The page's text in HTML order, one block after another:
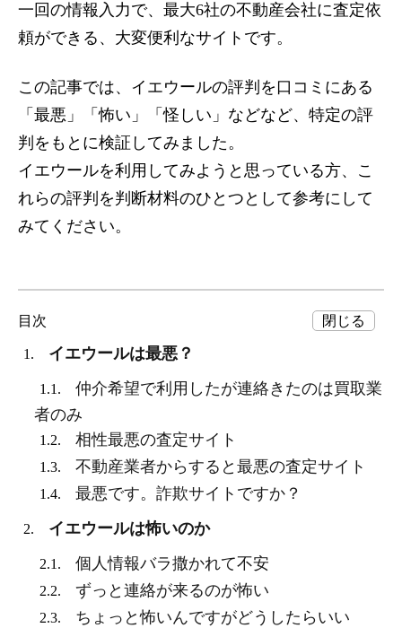
一回の情報入力で、最大6社の不動産会社に査定依
頼ができる、大変便利なサイトです。
この記事では、イエウールの評判を口コミにある
「最悪」「怖い」「怪しい」などなど、特定の評
判をもとに検証してみました。
イエウールを利用してみようと思っている方、こ
れらの評判を判断材料のひとつとして参考にして
みてください。
目次
1. イエウールは最悪？
1.1.
仲介希望で利用したが連絡きたのは買取業
者のみ
1.2. 相性最悪の査定サイト
1.3. 不動産業者からすると最悪の査定サイト
1.4. 最悪です。詐欺サイトですか？
2. イエウールは怖いのか
2.1. 個人情報バラ撒かれて不安
2.2. ずっと連絡が来るのが怖い
2.3. ちょっと怖いんですがどうしたらいい